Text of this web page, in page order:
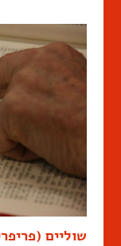
שוליים